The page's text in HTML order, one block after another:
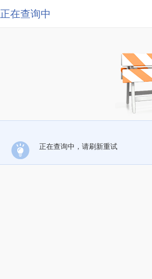
正在查询中
正在查询中，请刷新重试